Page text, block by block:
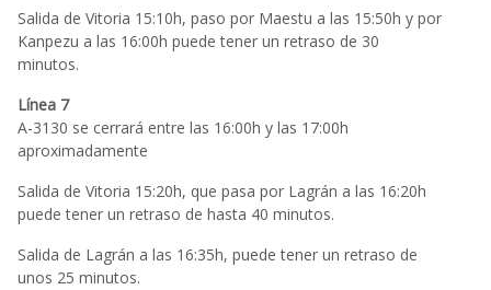
Salida de Vitoria 15:10h, paso por Maestu a las 15:50h y por
Kanpezu a las 16:00h puede tener un retraso de 30
minutos.
Línea 7
A-3130 se cerrará entre las 16:00h y las 17:00h
aproximadamente
Salida de Vitoria 15:20h, que pasa por Lagrán a las 16:20h
puede tener un retraso de hasta 40 minutos.
Salida de Lagrán a las 16:35h, puede tener un retraso de
unos 25 minutos.